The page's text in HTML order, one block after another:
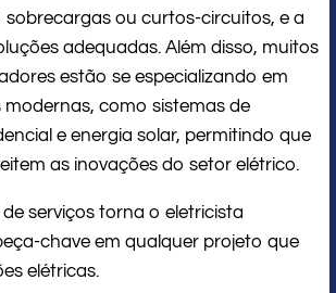
sobrecargas ou curtos-circuitos, e a
adequadas. Além disso, muitos
estão se especializando em
como sistemas de
e energia solar, permitindo que
as inovações do setor elétrico.
de serviços torna o eletricista
chave em qualquer projeto que
elétricas.